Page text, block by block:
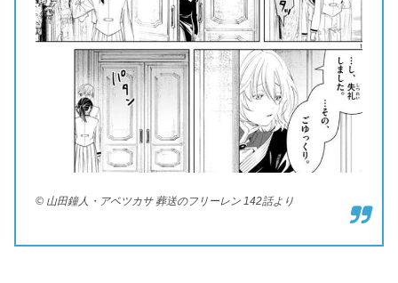
© 山田鐘人・アベツカサ 葬送のフリーレン 142話より